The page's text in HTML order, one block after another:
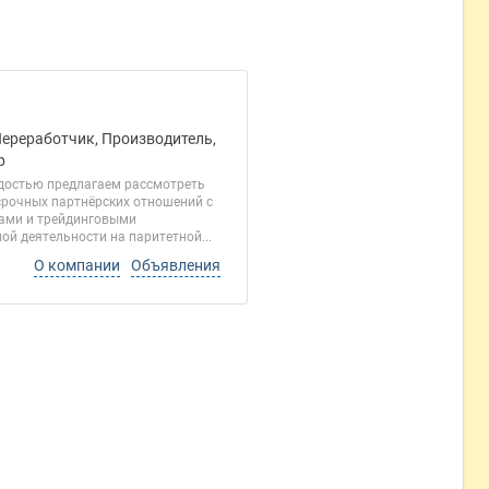
Производитель,
предлагаем рассмотреть
партнёрских отношений с
и трейдинговыми
деятельности на паритетной...
О компании Объявления